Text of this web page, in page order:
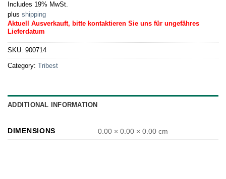
Includes 19% MwSt.
plus shipping
Aktuell Ausverkauft, bitte kontaktieren Sie uns für ungefähres
Lieferdatum
SKU: 900714
Category: Tribest
ADDITIONAL INFORMATION
DIMENSIONS 0.00 × 0.00 × 0.00 cm